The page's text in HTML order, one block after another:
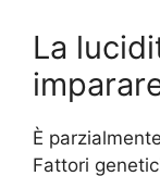
La
È
Fattori